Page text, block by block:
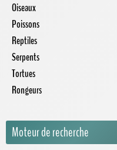
Oiseaux
Poissons
Reptiles
Serpents
Tortues
Rongeurs
Moteur de recherche